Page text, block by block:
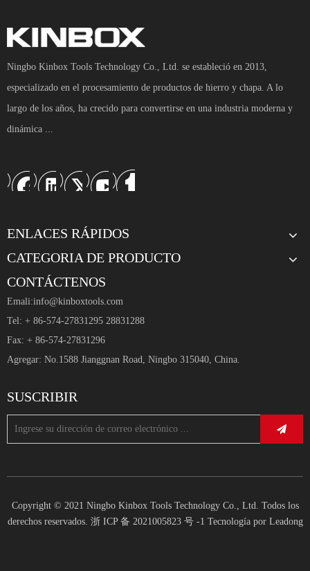
¿Puede un armario de herramientas profesional
crear un espacio de trabajo más agradable?
Cuando la gente habla de un 'espacio de trabajo agradable', a menudo
imagina cosas suaves: mejor iluminación, paredes más limpias, una
agradable. Esas cosas sí importan. Pero en talleres reales, áreas de
servicio, salas de mantenimiento y áreas de soporte de producción,
Ningbo Kinbox Tools Technology Co., Ltd. se estableció en 2013,
especializado en el procesamiento de productos de hierro y chapa. A lo
largo de los años, ha crecido para convertirse en una industria moderna y
dinámica ...
ENLACES RÁPIDOS
CATEGORIA DE PRODUCTO
CONTÁCTENOS
Emali:info@kinboxtools.com
Tel: + 86-574-27831295 28831288
Fax: + 86-574-27831296
Agregar: No.1588 Jianggnan Road, Ningbo 315040, China.
SUSCRIBIR
Copyright © 2021 Ningbo Kinbox Tools Technology Co., Ltd. Todos los
derechos reservados. 浙 ICP 备 2021005823 号 -1 Tecnología por Leadong